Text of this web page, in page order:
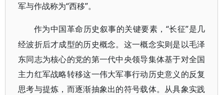
军与作战称为“西移”。
作为中国革命历史叙事的关键要素， “长征”是几
经波折后才成型的历史概念。这一概念实则是以毛泽
东同志为核心的党的第一代中央领导集体基于对全国
主力红军战略转移这一伟大军事行动历史意义的反复
思考与提炼，而逐渐抽象出的符号载体。从具象实践